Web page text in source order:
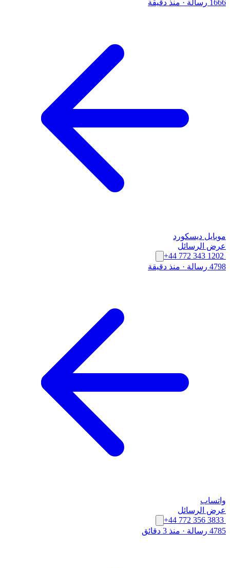
1666 رسالة · منذ دقيقة
موبايل ديسكورد
عرض الرسائل
+44 772 343 1202
4798 رسالة
· منذ دقيقة
واتساب
عرض الرسائل
+44 772 356 3833
4785 رسالة
· منذ 3 دقائق